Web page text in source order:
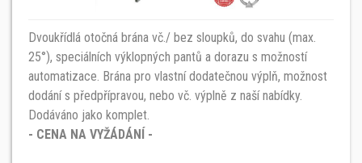
Dvoukřídlá otočná brána vč./ bez sloupků, do svahu (max.
25°), speciálních výklopných pantů a dorazu s možností
automatizace. Brána pro vlastní dodatečnou výplň, možnost
dodání s předpřípravou, nebo vč. výplně z naší nabídky.
Dodáváno jako komplet.
- CENA NA VYŽÁDÁNÍ -